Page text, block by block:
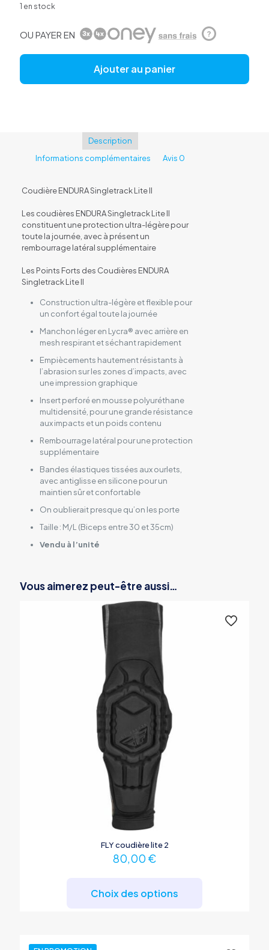
1 en stock
OU PAYER EN ?
Ajouter au panier
Description
Informations complémentaires
Avis 0
Coudière ENDURA Singletrack Lite II
Les coudières ENDURA Singletrack Lite II
constituent une protection ultra-légère pour
toute la journée, avec à présent un
rembourrage latéral supplémentaire
Les Points Forts des Coudières ENDURA
Singletrack Lite II
Construction ultra-légère et flexible pour
un confort égal toute la journée
Manchon léger en Lycra® avec arrière en
mesh respirant et séchant rapidement
Empiècements hautement résistants à
l’abrasion sur les zones d’impacts, avec
une impression graphique
Insert perforé en mousse polyuréthane
multidensité, pour une grande résistance
aux impacts et un poids contenu
Rembourrage latéral pour une protection
supplémentaire
Bandes élastiques tissées aux ourlets,
avec antiglisse en silicone pour un
maintien sûr et confortable
On oublierait presque qu’on les porte
Taille : M/L (Biceps entre 30 et 35cm)
Vendu à l’unité
Vous aimerez peut-être aussi…
FLY coudière lite 2
80,00 €
Choix des options